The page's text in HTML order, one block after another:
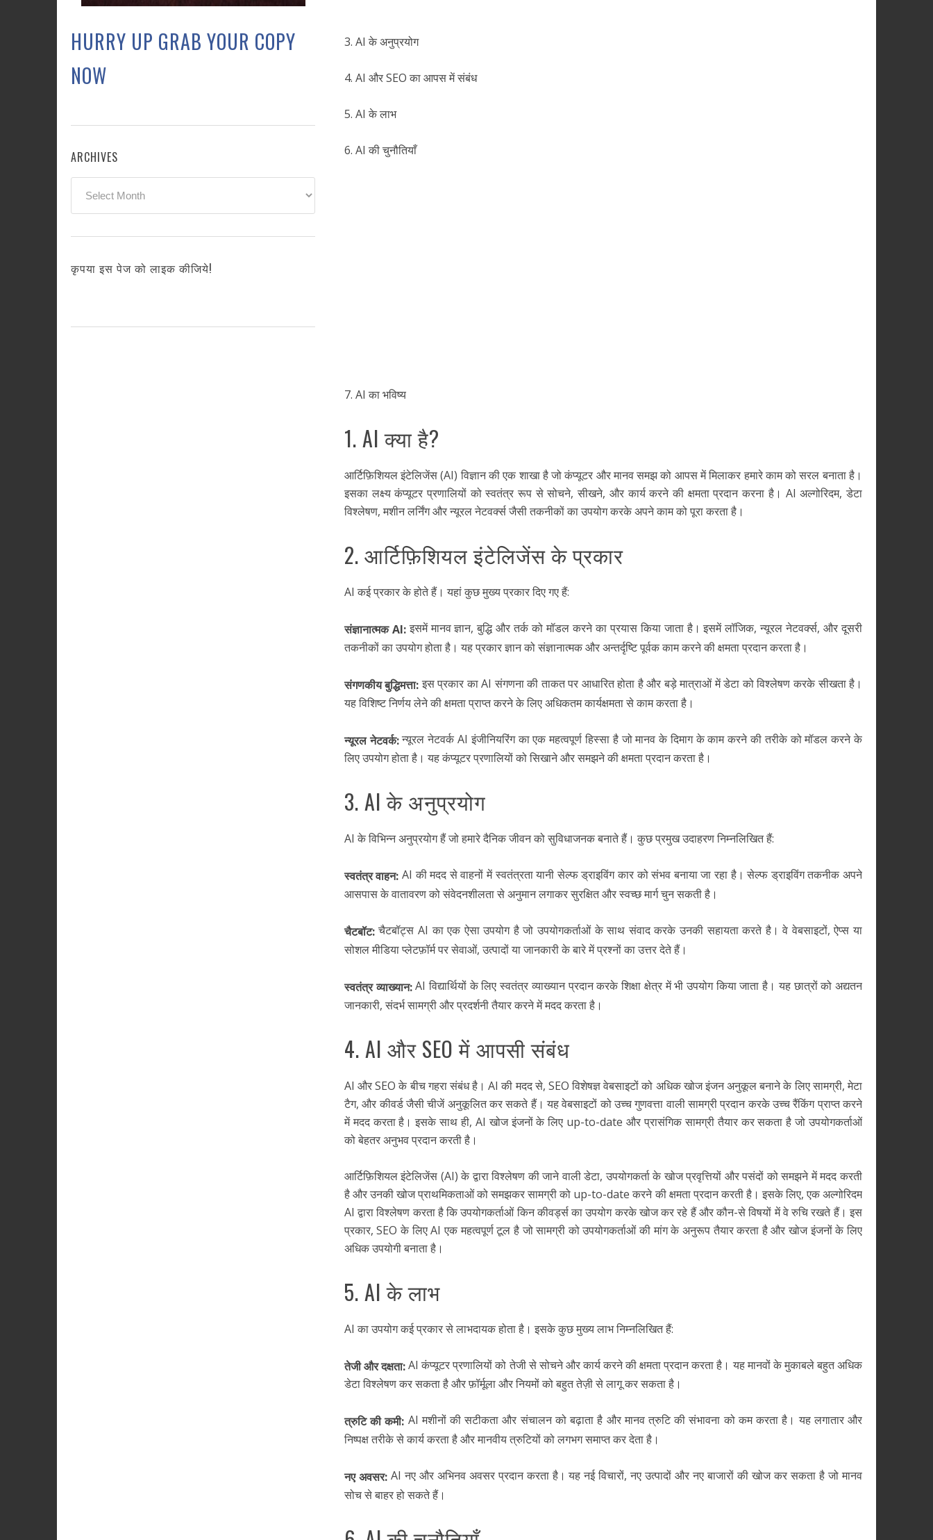
3. AI के अनुप्रयोग
4. AI और SEO का आपस में संबंध
5. AI के लाभ
6. AI की चुनौतियाँ
7. AI का भविष्य
1. AI क्या है?
आर्टिफ़िशियल इंटेलिजेंस (AI) विज्ञान की एक शाखा है जो कंप्यूटर और मानव समझ को आपस में मिलाकर हमारे काम को सरल बनाता है।
इसका लक्ष्य कंप्यूटर प्रणालियों को स्वतंत्र रूप से सोचने, सीखने, और कार्य करने की क्षमता प्रदान करना है। AI अल्गोरिदम, डेटा
विश्लेषण, मशीन लर्निंग और न्यूरल नेटवर्क्स जैसी तकनीकों का उपयोग करके अपने काम को पूरा करता है।
2. आर्टिफ़िशियल इंटेलिजेंस के प्रकार
AI कई प्रकार के होते हैं। यहां कुछ मुख्य प्रकार दिए गए हैं:
संज्ञानात्मक AI:इसमें मानव ज्ञान, बुद्धि और तर्क को मॉडल करने का प्रयास किया जाता है। इसमें लॉजिक, न्यूरल नेटवर्क्स, और दूसरी
तकनीकों का उपयोग होता है। यह प्रकार ज्ञान को संज्ञानात्मक और अन्तर्दृष्टि पूर्वक काम करने की क्षमता प्रदान करता है।
संगणकीय बुद्धिमत्ता:इस प्रकार का AI संगणना की ताकत पर आधारित होता है और बड़े मात्राओं में डेटा को विश्लेषण करके सीखता है।
यह विशिष्ट निर्णय लेने की क्षमता प्राप्त करने के लिए अधिकतम कार्यक्षमता से काम करता है।
न्यूरल नेटवर्क:न्यूरल नेटवर्क AI इंजीनियरिंग का एक महत्वपूर्ण हिस्सा है जो मानव के दिमाग के काम करने की तरीके को मॉडल करने के
लिए उपयोग होता है। यह कंप्यूटर प्रणालियों को सिखाने और समझने की क्षमता प्रदान करता है।
3. AI के अनुप्रयोग
AI के विभिन्न अनुप्रयोग हैं जो हमारे दैनिक जीवन को सुविधाजनक बनाते हैं। कुछ प्रमुख उदाहरण निम्नलिखित हैं:
स्वतंत्र वाहन:AI की मदद से वाहनों में स्वतंत्रता यानी सेल्फ ड्राइविंग कार को संभव बनाया जा रहा है। सेल्फ ड्राइविंग तकनीक अपने
आसपास के वातावरण को संवेदनशीलता से अनुमान लगाकर सुरक्षित और स्वच्छ मार्ग चुन सकती है।
चैटबॉट:चैटबॉट्स AI का एक ऐसा उपयोग है जो उपयोगकर्ताओं के साथ संवाद करके उनकी सहायता करते है। वे वेबसाइटों, ऐप्स या
सोशल मीडिया प्लेटफ़ॉर्म पर सेवाओं, उत्पादों या जानकारी के बारे में प्रश्नों का उत्तर देते हैं।
स्वतंत्र व्याख्यान:AI विद्यार्थियों के लिए स्वतंत्र व्याख्यान प्रदान करके शिक्षा क्षेत्र में भी उपयोग किया जाता है। यह छात्रों को अद्यतन
जानकारी, संदर्भ सामग्री और प्रदर्शनी तैयार करने में मदद करता है।
4. AI और SEO में आपसी संबंध
AI और SEO के बीच गहरा संबंध है। AI की मदद से, SEO विशेषज्ञ वेबसाइटों को अधिक खोज इंजन अनुकूल बनाने के लिए सामग्री, मेटा
टैग, और कीवर्ड जैसी चीजें अनुकूलित कर सकते हैं। यह वेबसाइटों को उच्च गुणवत्ता वाली सामग्री प्रदान करके उच्च रैंकिंग प्राप्त करने
में मदद करता है। इसके साथ ही, AI खोज इंजनों के लिए up-to-date और प्रासंगिक सामग्री तैयार कर सकता है जो उपयोगकर्ताओं
को बेहतर अनुभव प्रदान करती है।
आर्टिफ़िशियल इंटेलिजेंस (AI) के द्वारा विश्लेषण की जाने वाली डेटा, उपयोगकर्ता के खोज प्रवृत्तियों और पसंदों को समझने में मदद करती
है और उनकी खोज प्राथमिकताओं को समझकर सामग्री को up-to-date करने की क्षमता प्रदान करती है। इसके लिए, एक अल्गोरिदम
AI द्वारा विश्लेषण करता है कि उपयोगकर्ताओं किन कीवर्ड्स का उपयोग करके खोज कर रहे हैं और कौन-से विषयों में वे रुचि रखते हैं। इस
प्रकार, SEO के लिए AI एक महत्वपूर्ण टूल है जो सामग्री को उपयोगकर्ताओं की मांग के अनुरूप तैयार करता है और खोज इंजनों के लिए
अधिक उपयोगी बनाता है।
5. AI के लाभ
AI का उपयोग कई प्रकार से लाभदायक होता है। इसके कुछ मुख्य लाभ निम्नलिखित हैं:
तेजी और दक्षता:AI कंप्यूटर प्रणालियों को तेजी से सोचने और कार्य करने की क्षमता प्रदान करता है। यह मानवों के मुकाबले बहुत अधिक
डेटा विश्लेषण कर सकता है और फ़ॉर्मूला और नियमों को बहुत तेज़ी से लागू कर सकता है।
त्रुटि की कमी: AI मशीनों की सटीकता और संचालन को बढ़ाता है और मानव त्रुटि की संभावना को कम करता है। यह लगातार और
निष्पक्ष तरीके से कार्य करता है और मानवीय त्रुटियों को लगभग समाप्त कर देता है।
नए अवसर:AI नए और अभिनव अवसर प्रदान करता है। यह नई विचारों, नए उत्पादों और नए बाजारों की खोज कर सकता है जो मानव
सोच से बाहर हो सकते हैं।
HURRY UP GRAB YOUR COPY
NOW
ARCHIVES
कृपया इस पेज को लाइक कीजिये!